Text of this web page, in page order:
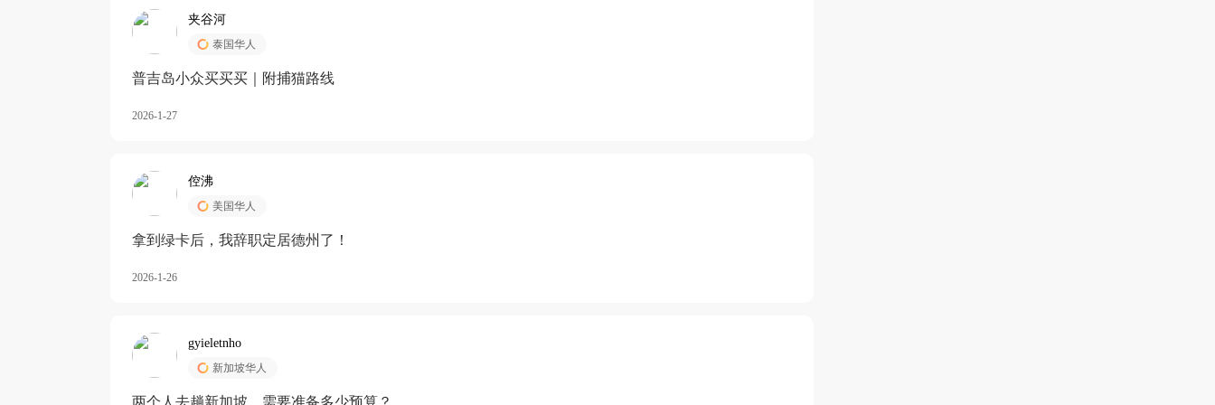
夹谷河
泰国华人
️普吉岛小众买买买｜附捕猫路线
2026-1-27
倥沸
美国华人
拿到绿卡后，我辞职定居德州了！
2026-1-26
gyieletnho
新加坡华人
两个人去趟新加坡，需要准备多少预算？